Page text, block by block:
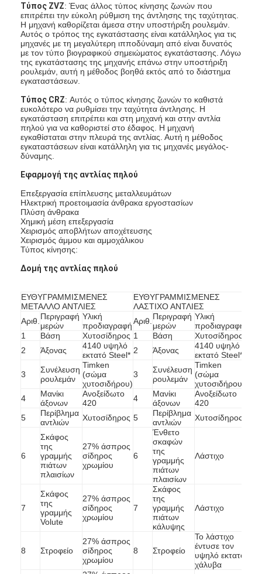
Αρχική σελίδα
προϊόντα
Βίντεο
Εμφάνιση VR
Σχετικά με εμάς
εργοστάσιο Περιήγηση
Ποιοτικός έλεγχος
Επικοινωνήστε μαζί μας
Ειδήσεις
Όλες οι περιπτώσεις
Blog
Ecer
Τύπος ZVZ: Ένας άλλος τύπος κίνησης ζωνών που
επιτρέπει την εύκολη ρύθμιση της άντλησης της ταχύτητας.
Η μηχανή καθορίζεται άμεσα στην υποστήριξη ρουλεμάν.
Αυτός ο τρόπος της εγκατάστασης είναι κατάλληλος για τις
μηχανές με τη μεγαλύτερη ιπποδύναμη από είναι δυνατός
με τον τύπο βιογραφικού σημειώματος εγκατάστασης. Λόγω
της εγκατάστασης της μηχανής επάνω στην υποστήριξη
ρουλεμάν, αυτή η μέθοδος βοηθά εκτός από το διάστημα
εγκαταστάσεων.
Τύπος CRZ: Αυτός ο τύπος κίνησης ζωνών το καθιστά
ευκολότερο να ρυθμίσει την ταχύτητα άντλησης. Η
εγκατάσταση επιτρέπει και στη μηχανή και στην αντλία
πηλού για να καθοριστεί στο έδαφος. Η μηχανή
εγκαθίσταται στην πλευρά της αντλίας. Αυτή η μέθοδος
εγκαταστάσεων είναι κατάλληλη για τις μηχανές μεγάλος-
δύναμης.
Εφαρμογή της αντλίας πηλού
Επεξεργασία επίπλευσης μεταλλευμάτων
Ηλεκτρική προετοιμασία άνθρακα εργοστασίων
Πλύση άνθρακα
Χημική μέση επεξεργασία
Χειρισμός αποβλήτων αποχέτευσης
Χειρισμός άμμου και αμμοχάλικου
Τύπος κίνησης:
Δομή της αντλίας πηλού
ΕΥΘΥΓΡΑΜΜΙΣΜΕΝΕΣ
ΜΕΤΑΛΛΟ ΑΝΤΛΙΕΣ
ΕΥΘΥΓΡΑΜΜΙΣΜΕΝΕΣ
ΛΑΣΤΙΧΟ ΑΝΤΛΙΕΣ
Αριθ. Περιγραφή
μερών
Υλική
προδιαγραφή Αριθ. Περιγραφή
μερών
Υλική
προδιαγραφή
1
Βάση Χυτοσίδηρος 1 Βάση
Χυτοσίδηρος
2
Άξονας
4140 υψηλό
εκτατό Steel* 2 Άξονας
4140 υψηλό
εκτατό Steel*
3
Συνέλευση
ρουλεμάν
Timken
(σώμα
χυτοσιδήρου)
3
Συνέλευση
ρουλεμάν
Timken
(σώμα
χυτοσιδήρου)
4
Μανίκι
άξονων
Ανοξείδωτο
420
4
Μανίκι
άξονων
Ανοξείδωτο
420
5
Περίβλημα
αντλιών
Χυτοσίδηρος 5
Περίβλημα
αντλιών
Χυτοσίδηρος
6
Σκάφος
της
γραμμής
πιάτων
πλαισίων
27% άσπρος
σίδηρος
χρωμίου
6
Ένθετο
σκαφών
της
γραμμής
πιάτων
πλαισίων
Λάστιχο
7
Σκάφος
της
γραμμής
Volute
27% άσπρος
σίδηρος
χρωμίου
7
Σκάφος
της
γραμμής
πιάτων
κάλυψης
Λάστιχο
8 Στροφείο
27% άσπρος
σίδηρος
χρωμίου
8 Στροφείο
Το λάστιχο
έντυσε τον
υψηλό εκτατό
χάλυβα